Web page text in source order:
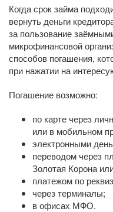
Когда срок займа
вернуть деньги
за пользование
микрофинансовой
способов погашения,
при нажатии на
Погашение возможно:
по карте через
или в мобильном
электронными
переводом через
Золотая Корона
платежом по
через терминалы;
в офисах МФО.